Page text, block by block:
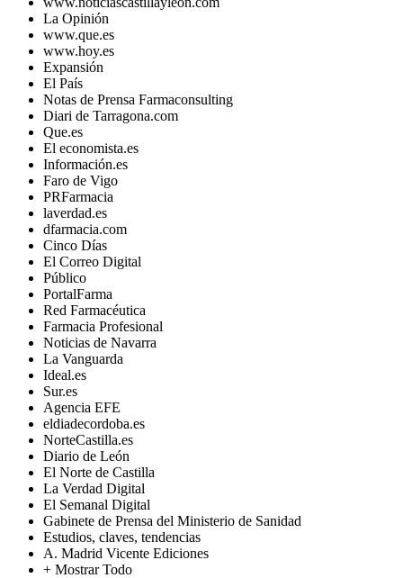
La Opinión
www.que.es
www.hoy.es
Expansión
El País
Notas de Prensa Farmaconsulting
Diari de Tarragona.com
Que.es
El economista.es
Información.es
Faro de Vigo
PRFarmacia
laverdad.es
dfarmacia.com
Cinco Días
El Correo Digital
Público
PortalFarma
Red Farmacéutica
Farmacia Profesional
Noticias de Navarra
La Vanguarda
Ideal.es
Sur.es
Agencia EFE
eldiadecordoba.es
NorteCastilla.es
Diario de León
El Norte de Castilla
La Verdad Digital
El Semanal Digital
Gabinete de Prensa del Ministerio de Sanidad
Estudios, claves, tendencias
A. Madrid Vicente Ediciones
+ Mostrar Todo